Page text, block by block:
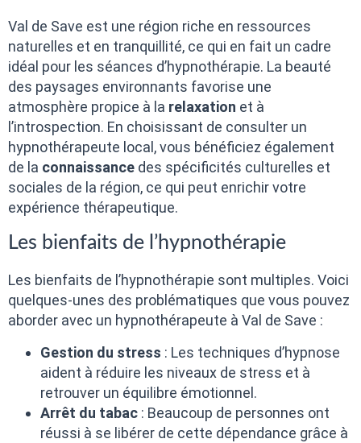
Val de Save est une région riche en ressources
naturelles et en tranquillité, ce qui en fait un cadre
idéal pour les séances d’hypnothérapie. La beauté
des paysages environnants favorise une
atmosphère propice à la relaxation et à
l’introspection. En choisissant de consulter un
hypnothérapeute local, vous bénéficiez également
de la connaissance des spécificités culturelles et
sociales de la région, ce qui peut enrichir votre
expérience thérapeutique.
Les bienfaits de l’hypnothérapie
Les bienfaits de l’hypnothérapie sont multiples. Voici
quelques-unes des problématiques que vous pouvez
aborder avec un hypnothérapeute à Val de Save :
Gestion du stress : Les techniques d’hypnose
aident à réduire les niveaux de stress et à
retrouver un équilibre émotionnel.
Arrêt du tabac : Beaucoup de personnes ont
réussi à se libérer de cette dépendance grâce à